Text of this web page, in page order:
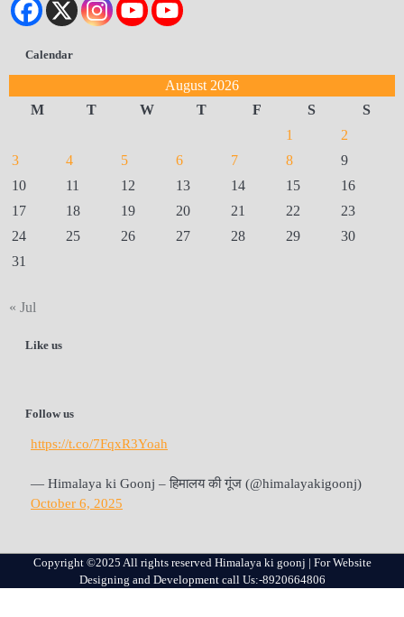
Calendar
August 2026
M
T W T F S
S
1
2
3
4 5 6 7 8
9
10
11 12 13 14 15
16
17
18 19 20 21 22
23
24
25 26 27 28 29
30
31
« Jul
Like us
Follow us
https://t.co/7FqxR3Yoah
— Himalaya ki Goonj – हिमालय की गूंज (@himalayakigoonj)
October 6, 2025
Copyright ©2025 All rights reserved Himalaya ki goonj | For Website
Designing and Development call Us:-8920664806